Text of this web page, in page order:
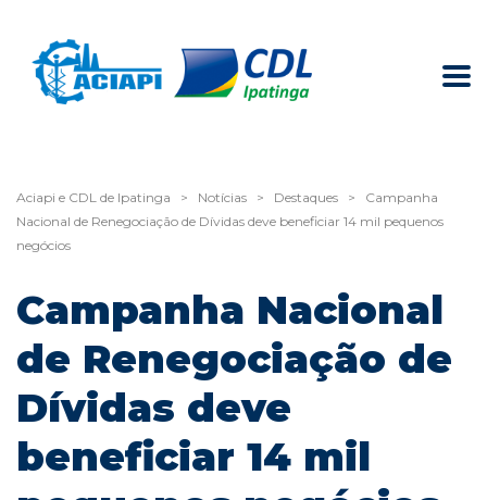
Aciapi e CDL de Ipatinga > Notícias > Destaques >
Campanha
Nacional de Renegociação de Dívidas deve beneficiar 14 mil pequenos
negócios
Campanha Nacional
de Renegociação de
Dívidas deve
beneficiar 14 mil